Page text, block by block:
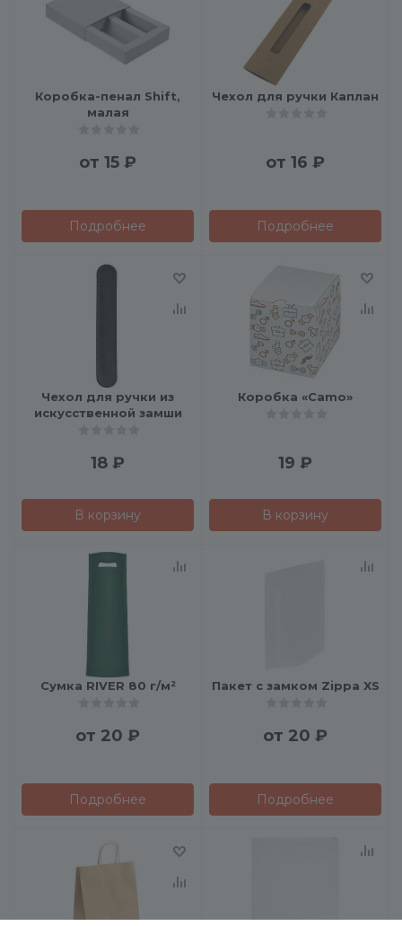
Коробка-пенал Shift,
малая
от 15 ₽
Подробнее
Чехол для ручки Каплан
от 16 ₽
Подробнее
Чехол для ручки из
искусственной замши
18 ₽
В корзину
Коробка «Camo»
19 ₽
В корзину
Сумка RIVER 80 г/м²
от 20 ₽
Подробнее
Пакет с замком Zippa XS
от 20 ₽
Подробнее